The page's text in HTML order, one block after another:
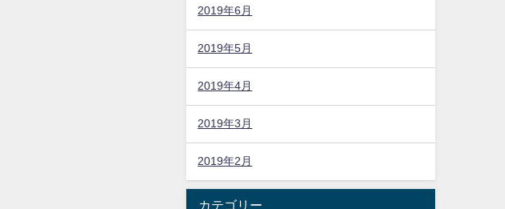
2019年6月
2019年5月
2019年4月
2019年3月
2019年2月
カテゴリー